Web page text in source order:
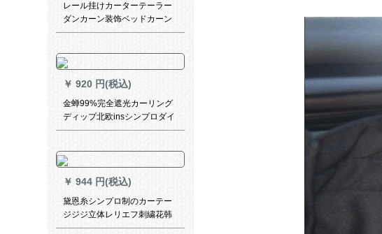
レール挂けカーターテーラー
ダンカーン装饰ベッドカーン
轨道ハンガペン日よけ部屋暖
メン)幅2高2.7フートク(轨道
1.9メトル)
￥ 920 円(税込)
金蝉99%完全遮光カーリング
ディップ北欧insシンプロダイ
リングディップは何メトル必
￥ 944 円(税込)
黛恩糸シンプロ制のカーテー
ジジジ立体レリエフ刺繍花韩
式田园寝室リビ扫き出し窓カ